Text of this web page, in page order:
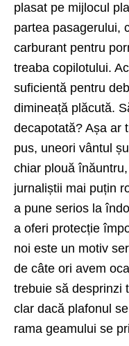
plasat pe mijlocul
partea pasagerului,
carburant pentru
treaba copilotului.
suficientă pentru
dimineață plăcută.
decapotată? Așa ar
pus, uneori vântul
chiar plouă
jurnaliștii mai puțin
a pune serios la
a oferi protecție
noi este un motiv
de câte ori avem
trebuie să desprinzi
clar dacă plafonul
rama geamului se